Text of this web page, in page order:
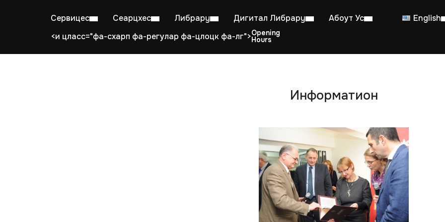
Сервицес Сеарцхес Либрарy Дигитал Либрарy Абоут Ус
English
<и цласс="фа-схарп фа-регулар фа-цлоцк фа-лг">
Информатион
Working hours from July 6th to August 29th